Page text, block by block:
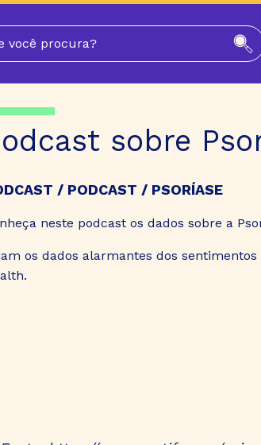
sobre
PODCAST PSORÍASE
neste podcast os dados sobre a
os dados alarmantes dos